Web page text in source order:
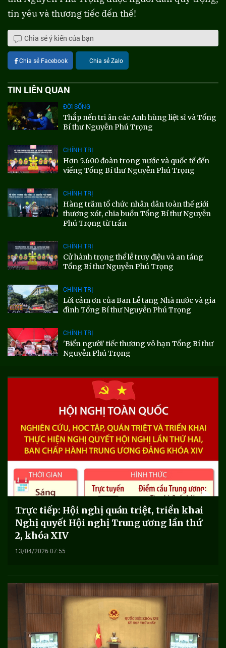
tin yêu và thương tiếc đến thế!
Chia sẻ ý kiến của bạn
Chia sẻ Facebook Chia sẻ Zalo
TIN LIÊN QUAN
ĐỜI SỐNG
Thắp nến tri ân các Anh hùng liệt sĩ và Tổng
Bí thư Nguyễn Phú Trọng
CHÍNH TRỊ
Hơn 5.600 đoàn trong nước và quốc tế đến
viếng Tổng Bí thư Nguyễn Phú Trọng
CHÍNH TRỊ
Hàng trăm tổ chức nhân dân toàn thế giới
thương xót, chia buồn Tổng Bí thư Nguyễn
Phú Trọng từ trần
CHÍNH TRỊ
Cử hành trọng thể lễ truy điệu và an táng
Tổng Bí thư Nguyễn Phú Trọng
CHÍNH TRỊ
Lời cảm ơn của Ban Lễ tang Nhà nước và gia
đình Tổng Bí thư Nguyễn Phú Trọng
CHÍNH TRỊ
'Biển người' tiếc thương vô hạn Tổng Bí thư
Nguyễn Phú Trọng
Trực tiếp: Hội nghị quán triệt, triển khai
Nghị quyết Hội nghị Trung ương lần thứ
2, khóa XIV
13/04/2026 07:55